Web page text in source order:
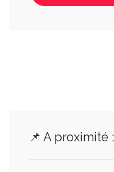
📌 A proximité :